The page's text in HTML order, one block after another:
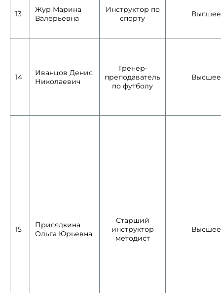
13 Жур Марина
Валерьевна
Инструктор по
спорту
Высшее
14
Иванцов Денис
Николаевич
Тренер-
преподаватель
по футболу
Высшее
15
Присядкина
Ольга Юрьевна
Старший
инструктор
методист
Высшее